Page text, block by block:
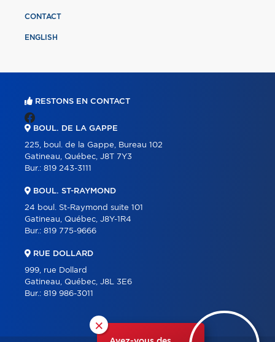
×
CONTACT
ENGLISH
RESTONS EN CONTACT
BOUL. DE LA GAPPE
225, boul. de la Gappe, Bureau 102
Gatineau, Québec, J8T 7Y3
Bur.: 819 243-3111
BOUL. ST-RAYMOND
24 boul. St-Raymond suite 101
Gatineau, Québec, J8Y-1R4
Bur.: 819 775-9666
RUE DOLLARD
999, rue Dollard
Gatineau, Québec, J8L 3E6
Bur.: 819 986-3011